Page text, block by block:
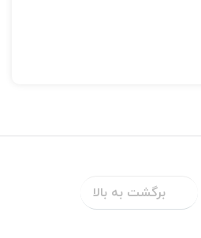
برگشت به بالا